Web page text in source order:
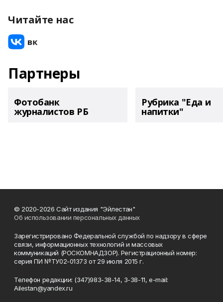
Читайте нас
Партнеры
Фотобанк
журналистов РБ
Рубрика "Еда и
напитки"
© 2020-2026 Сайт издания "Эйлестан"
Об использовании персональных данных
Зарегистрировано Федеральной службой по надзору в сфере
связи, информационных технологий и массовых
коммуникаций (РОСКОМНАДЗОР). Регистрационный номер:
серия ПИ №ТУ02-01373 от 29 июля 2015 г.
Телефон редакции: (347)983-38-14, 3-38-11, e-mail:
Ailestan@yandex.ru